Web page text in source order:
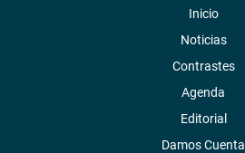
Inicio
Noticias
Contrastes
Agenda
Editorial
Damos Cuenta